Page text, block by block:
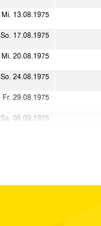
Mi. 13.08.1975
So. 17.08.1975
Mi. 20.08.1975
So. 24.08.1975
Fr. 29.08.1975
Sa. 06.09.1975